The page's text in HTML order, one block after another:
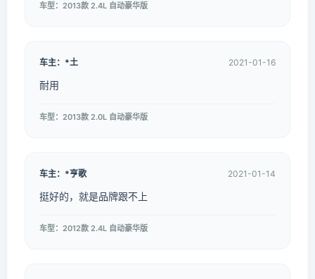
车型：2013款 2.4L 自动豪华版
车主：*土 2021-01-16
耐用
车型：2013款 2.0L 自动豪华版
车主：*亨歌 2021-01-14
挺好的，就是品牌跟不上
车型：2012款 2.4L 自动豪华版